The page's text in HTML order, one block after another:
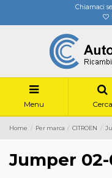
Chiamaci
Menu Cerca
Home Per marca CITROEN
Jumper